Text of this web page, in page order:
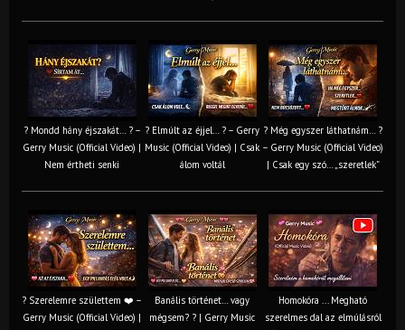
? Mondd hány éjszakát… ? –
Gerry Music (Official Video) |
Nem értheti senki
? Elmúlt az éjjel… ? – Gerry
Music (Official Video) | Csak
álom voltál
? Még egyszer láthatnám… ?
– Gerry Music (Official Video)
| Csak egy szó… „szeretlek”
? Szerelemre születtem ❤️ –
Gerry Music (Official Video) |
Banális történet… vagy
mégsem? ? | Gerry Music
Homokóra ... Megható
szerelmes dal az elmúlásról